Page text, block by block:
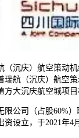
庆）航空策动机
瑞航（沉庆）航空
大沉庆航空城项目
司（占股60%）
设立，于2021年4